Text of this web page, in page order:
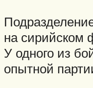
на сирийском
У одного из
опытной